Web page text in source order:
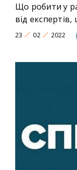
Що робити у
від
23 02 2022